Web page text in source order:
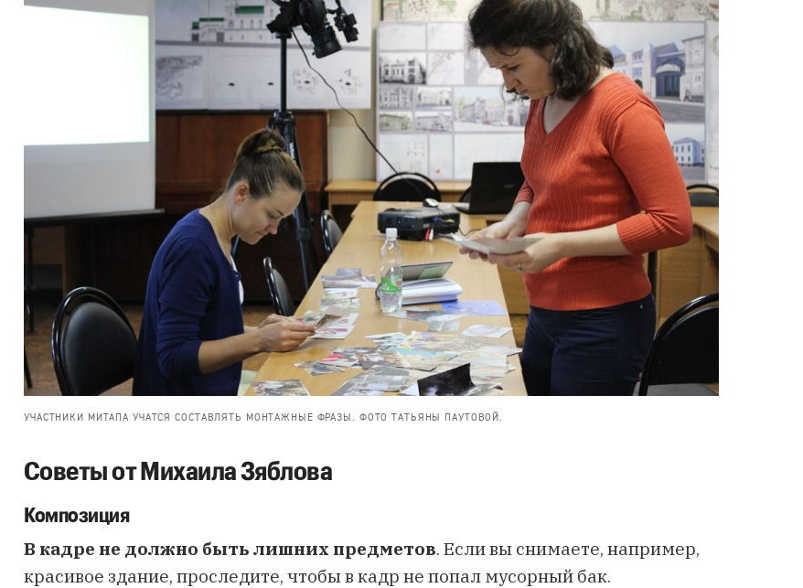
УЧАСТНИКИ МИТАПА УЧАТСЯ СОСТАВЛЯТЬ МОНТАЖНЫЕ ФРАЗЫ. ФОТО ТАТЬЯНЫ ПАУТОВОЙ.
Советы от Михаила Зяблова
Композиция
В кадре не должно быть лишних предметов. Если вы снимаете, например,
красивое здание, проследите, чтобы в кадр не попал мусорный бак.